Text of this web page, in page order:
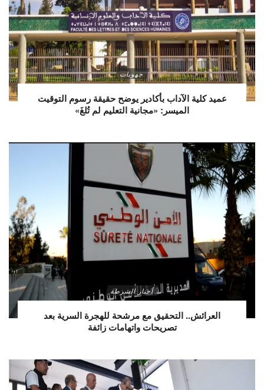
جهويات
عميد كلية الآداب بأكادير يوضح حقيقة رسوم التوقيت
الميسر: «مجانية التعليم لم تُلغَ»
أخبار الشرطة
العرائش.. التحقيق مع مرشحة للهجرة السرية بعد
تصريحات واتهامات زائفة